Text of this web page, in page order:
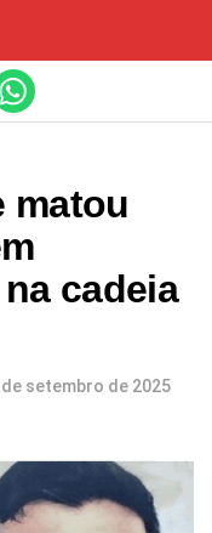
matou
cadeia
de setembro de 2025